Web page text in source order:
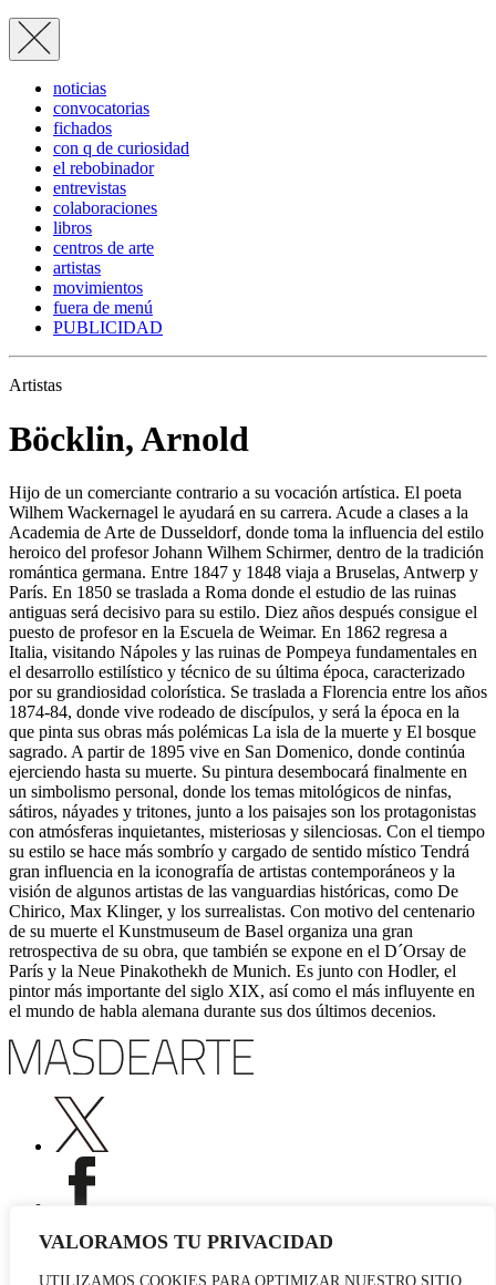
VALORAMOS TU PRIVACIDAD
UTILIZAMOS COOKIES PARA OPTIMIZAR NUESTRO SITIO
noticias
convocatorias
fichados
con q de curiosidad
el rebobinador
entrevistas
colaboraciones
libros
centros de arte
artistas
movimientos
fuera de menú
PUBLICIDAD
Artistas
Böcklin, Arnold
Hijo de un comerciante contrario a su vocación artística. El poeta
Wilhem Wackernagel le ayudará en su carrera. Acude a clases a la
Academia de Arte de Dusseldorf, donde toma la influencia del estilo
heroico del profesor Johann Wilhem Schirmer, dentro de la tradición
romántica germana. Entre 1847 y 1848 viaja a Bruselas, Antwerp y
París. En 1850 se traslada a Roma donde el estudio de las ruinas
antiguas será decisivo para su estilo. Diez años después consigue el
puesto de profesor en la Escuela de Weimar. En 1862 regresa a
Italia, visitando Nápoles y las ruinas de Pompeya fundamentales en
el desarrollo estilístico y técnico de su última época, caracterizado
por su grandiosidad colorística. Se traslada a Florencia entre los años
1874-84, donde vive rodeado de discípulos, y será la época en la
que pinta sus obras más polémicas La isla de la muerte y El bosque
sagrado. A partir de 1895 vive en San Domenico, donde continúa
ejerciendo hasta su muerte. Su pintura desembocará finalmente en
un simbolismo personal, donde los temas mitológicos de ninfas,
sátiros, náyades y tritones, junto a los paisajes son los protagonistas
con atmósferas inquietantes, misteriosas y silenciosas. Con el tiempo
su estilo se hace más sombrío y cargado de sentido místico Tendrá
gran influencia en la iconografía de artistas contemporáneos y la
visión de algunos artistas de las vanguardias históricas, como De
Chirico, Max Klinger, y los surrealistas. Con motivo del centenario
de su muerte el Kunstmuseum de Basel organiza una gran
retrospectiva de su obra, que también se expone en el D´Orsay de
París y la Neue Pinakothekh de Munich. Es junto con Hodler, el
pintor más importante del siglo XIX, así como el más influyente en
el mundo de habla alemana durante sus dos últimos decenios.